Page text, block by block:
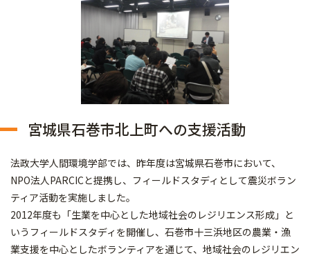
宮城県石巻市北上町への支援活動
法政大学人間環境学部では、昨年度は宮城県石巻市において、
NPO法人PARCICと提携し、フィールドスタディとして震災ボラン
ティア活動を実施しました。
2012年度も「生業を中心とした地域社会のレジリエンス形成」と
いうフィールドスタディを開催し、石巻市十三浜地区の農業・漁
業支援を中心としたボランティアを通じて、地域社会のレジリエン